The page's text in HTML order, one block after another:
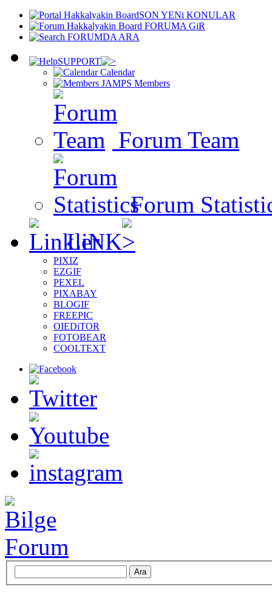
SON YENi KONULAR
FORUMA GiR
FORUMDA ARA
SUPPORT
Calendar
Members
Forum Team
Forum
LiNK
PIXIZ
EZGIF
PEXEL
PIXABAY
BLOGIF
FREEPIC
OIEDiTOR
FOTOBEAR
COOLTEXT